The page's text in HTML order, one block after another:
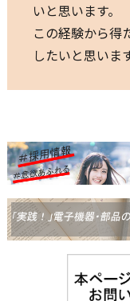
いと思います。
この経験から得
したいと思います